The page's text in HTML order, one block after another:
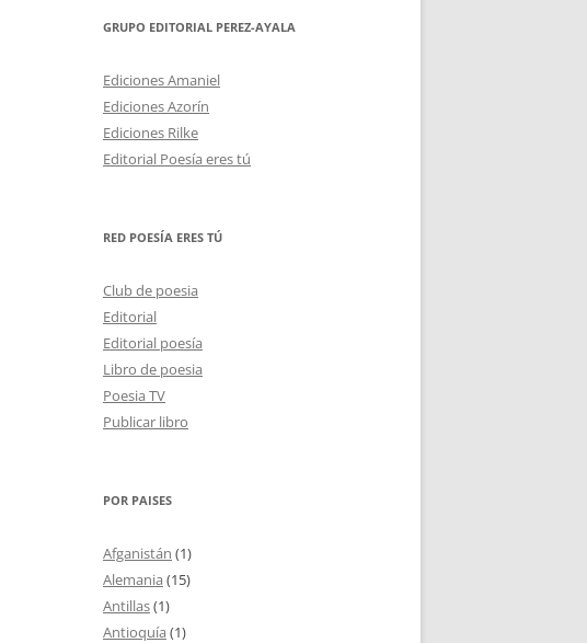
GRUPO EDITORIAL PEREZ-AYALA
Ediciones Amaniel
Ediciones Azorín
Ediciones Rilke
Editorial Poesía eres tú
RED POESÍA ERES TÚ
Club de poesia
Editorial
Editorial poesía
Libro de poesia
Poesia TV
Publicar libro
POR PAISES
Afganistán (1)
Alemania (15)
Antillas(1)
Antioquía (1)